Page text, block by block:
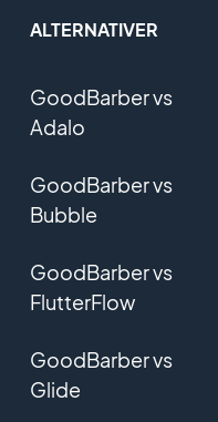
ALTERNATIVER
GoodBarber vs
Adalo
GoodBarber vs
Bubble
GoodBarber vs
FlutterFlow
GoodBarber vs
Glide